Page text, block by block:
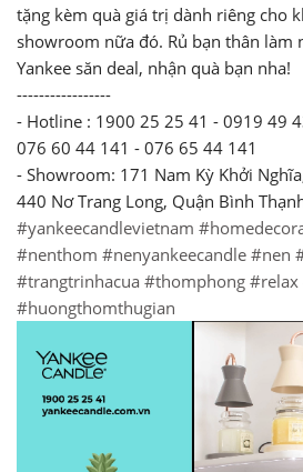
tặng kèm quà giá trị dành riêng cho
showroom nữa đó. Rủ bạn thân làm
Yankee săn deal, nhận quà bạn nha!
-----------------
- Hotline : 1900 25 25 41 - 0919 49
076 60 44 141 - 076 65 44 141
- Showroom: 171 Nam Kỳ Khởi
440 Nơ Trang Long, Quận Bình
#yankeecandlevietnam
#nenthom #nenyankeecandle #nen
#trangtrinhacua #thomphong #relax
#huongthomthugian